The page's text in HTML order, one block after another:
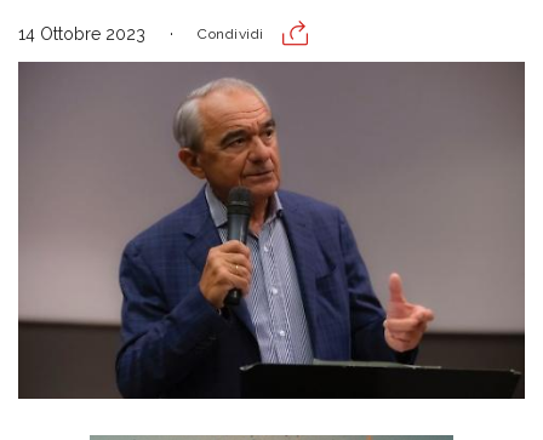
14 Ottobre 2023 Condividi